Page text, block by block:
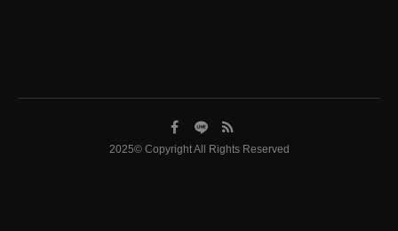
2025© Copyright All Rights Reserved